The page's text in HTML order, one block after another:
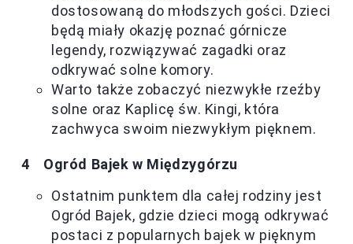
dostosowaną do młodszych gości. Dzieci
będą miały okazję poznać górnicze
legendy, rozwiązywać zagadki oraz
odkrywać solne komory.
Warto także zobaczyć niezwykłe rzeźby
solne oraz Kaplicę św. Kingi, która
zachwyca swoim niezwykłym pięknem.
Ogród Bajek w Międzygórzu
Ostatnim punktem dla całej rodziny jest
Ogród Bajek, gdzie dzieci mogą odkrywać
postaci z popularnych bajek w pięknym